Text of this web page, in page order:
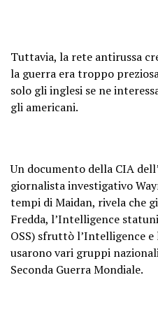
Tuttavia, la rete antirussa
la guerra era troppo
solo gli inglesi se ne
gli americani.
Un documento della CIA
giornalista investigativo
tempi di Maidan, rivela che
Fredda, l’Intelligence
OSS) sfruttò l’Intelligence
usarono vari gruppi
Seconda Guerra Mondiale.